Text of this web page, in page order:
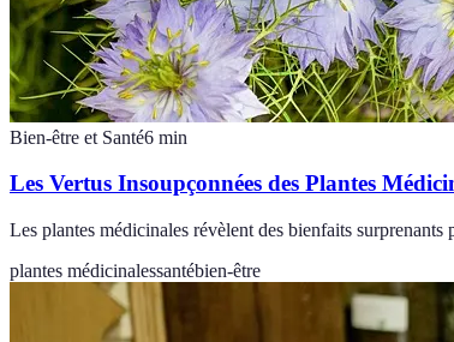
Bien-être et Santé6 min
Les Vertus Insoupçonnées des Plantes
Les plantes médicinales révèlent des bienfaits
plantes médicinalessantébien-être